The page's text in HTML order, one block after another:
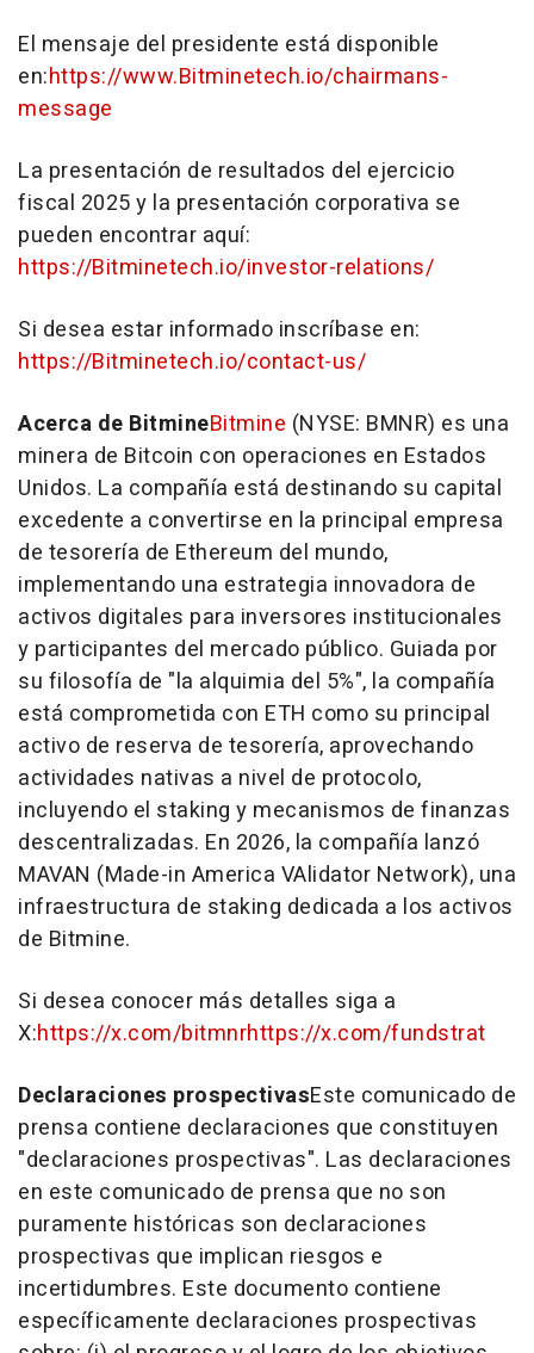
El mensaje del presidente está disponible
en:https://www.Bitminetech.io/chairmans-
message
La presentación de resultados del ejercicio
fiscal 2025 y la presentación corporativa se
pueden encontrar aquí:
https://Bitminetech.io/investor-relations/
Si desea estar informado inscríbase en:
https://Bitminetech.io/contact-us/
Acerca de BitmineBitmine (NYSE: BMNR) es una
minera de Bitcoin con operaciones en Estados
Unidos. La compañía está destinando su capital
excedente a convertirse en la principal empresa
de tesorería de Ethereum del mundo,
implementando una estrategia innovadora de
activos digitales para inversores institucionales
y participantes del mercado público. Guiada por
su filosofía de "la alquimia del 5%", la compañía
está comprometida con ETH como su principal
activo de reserva de tesorería, aprovechando
actividades nativas a nivel de protocolo,
incluyendo el staking y mecanismos de finanzas
descentralizadas. En 2026, la compañía lanzó
MAVAN (Made-in America VAlidator Network), una
infraestructura de staking dedicada a los activos
de Bitmine.
Si desea conocer más detalles siga a
X:https://x.com/bitmnrhttps://x.com/fundstrat
Declaraciones prospectivasEste comunicado de
prensa contiene declaraciones que constituyen
"declaraciones prospectivas". Las declaraciones
en este comunicado de prensa que no son
puramente históricas son declaraciones
prospectivas que implican riesgos e
incertidumbres. Este documento contiene
específicamente declaraciones prospectivas